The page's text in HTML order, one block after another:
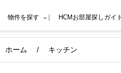
物件を探す HCMお部屋探しガイ
ホーム / キッチン